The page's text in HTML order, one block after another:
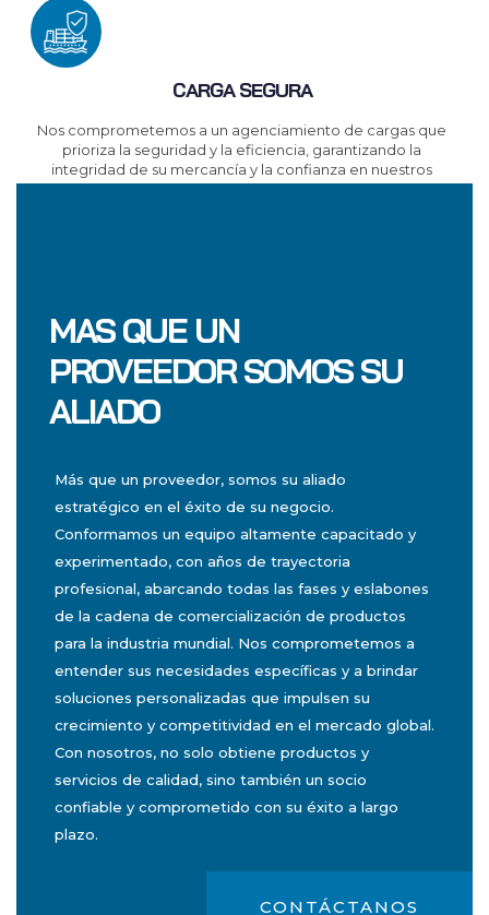
CARGA SEGURA
Nos comprometemos a un agenciamiento de cargas que
prioriza la seguridad y la eficiencia, garantizando la
integridad de su mercancía y la confianza en nuestros
servicios.
MAS QUE UN
PROVEEDOR SOMOS SU
ALIADO
Más que un proveedor, somos su aliado
estratégico en el éxito de su negocio.
Conformamos un equipo altamente capacitado y
experimentado, con años de trayectoria
profesional, abarcando todas las fases y eslabones
de la cadena de comercialización de productos
para la industria mundial. Nos comprometemos a
entender sus necesidades específicas y a brindar
soluciones personalizadas que impulsen su
crecimiento y competitividad en el mercado global.
Con nosotros, no solo obtiene productos y
servicios de calidad, sino también un socio
confiable y comprometido con su éxito a largo
plazo.
CONTÁCTANOS